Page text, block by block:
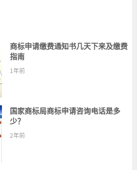
商标申请缴费通知书几天下来及缴费
指南
1年前
国家商标局商标申请咨询电话是多
少？
2年前